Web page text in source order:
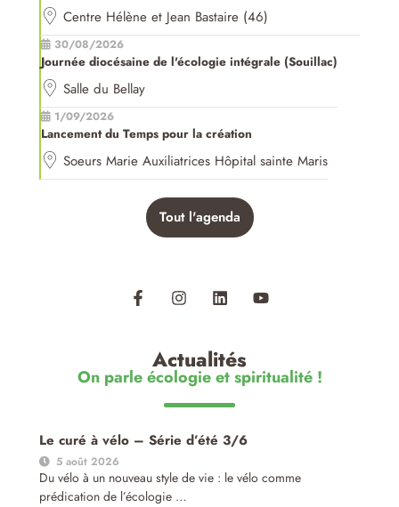
Centre Hélène et Jean Bastaire (46)
30/08/2026
Journée diocésaine de l'écologie intégrale (Souillac)
Salle du Bellay
1/09/2026
Lancement du Temps pour la création
Soeurs Marie Auxiliatrices Hôpital sainte Maris
Tout l'agenda
Actualités
On parle écologie et spiritualité !
Le curé à vélo – Série d’été 3/6
5 août 2026
Du vélo à un nouveau style de vie : le vélo comme
prédication de l’écologie …